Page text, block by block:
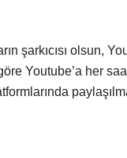
şarkıcısı olsun,
Youtube’a her